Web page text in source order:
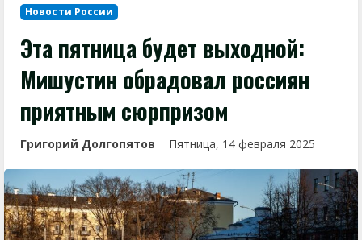
Новости России
Эта пятница будет выходной:
Мишустин обрадовал россиян
приятным сюрпризом
Григорий Долгопятов Пятница, 14 февраля 2025